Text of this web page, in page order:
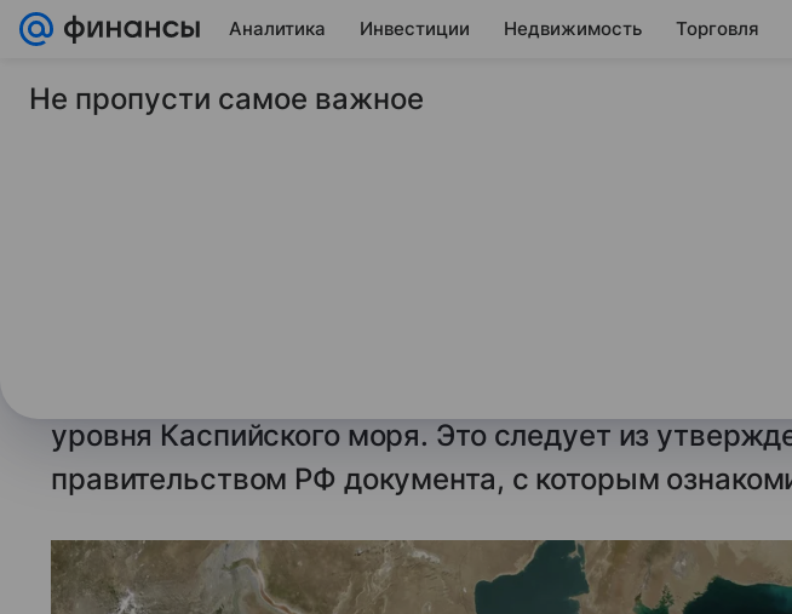
Аналитика Инвестиции Недвижимость Торговля
27 июня 2026 ТАСС
. Российские власти
уровня Каспийского моря. Это следует из
правительством РФ документа, с которым
Не пропусти самое важное